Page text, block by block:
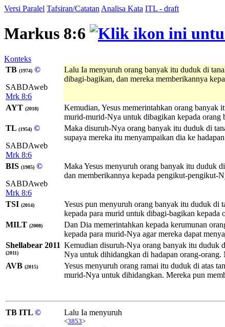
Versi Paralel Tafsiran/Catatan Analisa Kata ITL - draft
Markus 8:6
Konteks
TB (1974) ©
SABDAweb
Mrk 8:6
Lalu Ia menyuruh orang banyak itu duduk di
dibagi-bagikan, dan mereka memberikannya
AYT (2018)
Kemudian, Yesus memerintahkan orang banyak
murid-murid-Nya untuk dibagikan kepada orang
TL (1954) ©
SABDAweb
Mrk 8:6
Maka disuruh-Nya orang banyak itu duduk di
supaya mereka itu menyampaikan dia ke
BIS (1985) ©
SABDAweb
Mrk 8:6
Maka Yesus menyuruh orang banyak itu duduk
dan memberikannya kepada pengikut-pengikut-
TSI (2014)
Yesus pun menyuruh orang banyak itu duduk di
kepada para murid untuk dibagi-bagikan kepada
MILT (2008)
Dan Dia memerintahkan kepada kerumunan
kepada para murid-Nya agar mereka dapat
Shellabear 2011
(2011)
Kemudian disuruh-Nya orang banyak itu duduk
Nya untuk dihidangkan di hadapan orang-
AVB (2015)
Yesus menyuruh orang ramai itu duduk di atas
murid-Nya untuk dihidangkan. Mereka pun
TB ITL ©
Lalu Ia menyuruh
<3853>